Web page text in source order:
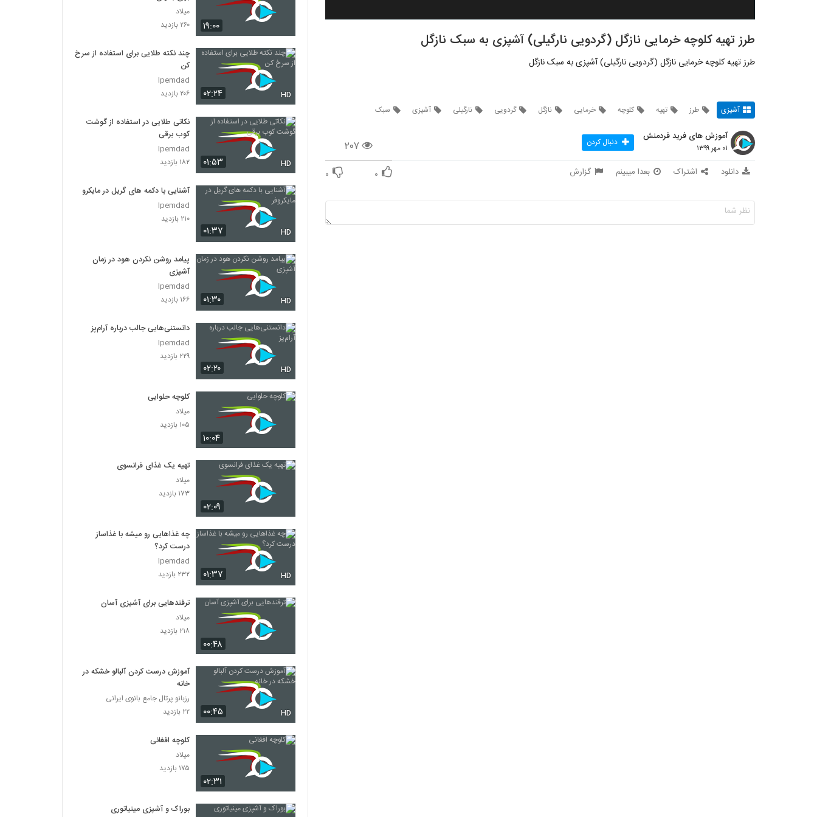
طرز تهیه کلوچه خرمایی نازگل (گردویی نارگیلی) آشپزی به سبک نازگل
طرز تهیه کلوچه خرمایی نازگل (گردویی نارگیلی) آشپزی به سبک نازگل
آشپزی طرز تهیه کلوچه خرمایی نازگل گردویی نارگیلی آشپزی سبک
۲۰۷
آموزش های فرید فردمنش
۰۱ مهر ۱۳۹۹ دنبال کردن
دانلود اشتراک بعدا میبینم گزارش ۰ ۰
۱۹:۰۰
میلاد
۲۶۰ بازدید
۰۲:۲۴ HD
چند نکته طلایی برای استفاده از سرخ
کن
Ipemdad
۲۰۶ بازدید
۰۱:۵۳ HD
نکاتی طلایی در استفاده از گوشت
کوب برقی
Ipemdad
۱۸۲ بازدید
۰۱:۳۷ HD
آشنایی با دکمه های گریل در مایکروفر
Ipemdad
۲۱۰ بازدید
۰۱:۳۰ HD
پیامد روشن نکردن هود در زمان
آشپزی
Ipemdad
۱۶۶ بازدید
۰۲:۲۰ HD
دانستنی‌هایی جالب درباره آرام‌پز
Ipemdad
۲۲۹ بازدید
۱۰:۰۴
کلوچه حلوایی
میلاد
۱۰۵ بازدید
۰۲:۰۹
تهیه یک غذای فرانسوی
میلاد
۱۷۳ بازدید
۰۱:۳۷ HD
چه غذاهایی رو میشه با غذاساز
درست کرد؟
Ipemdad
۲۳۲ بازدید
۰۰:۴۸
ترفندهایی برای آشپزی آسان
میلاد
۲۱۸ بازدید
۰۰:۴۵ HD
آموزش درست کردن آلبالو خشکه در
خانه
رزبانو پرتال جامع بانوی ایرانی
۲۲ بازدید
۰۲:۳۱
کلوچه افغانی
میلاد
۱۷۵ بازدید
بوراک و آشپزی مینیاتوری